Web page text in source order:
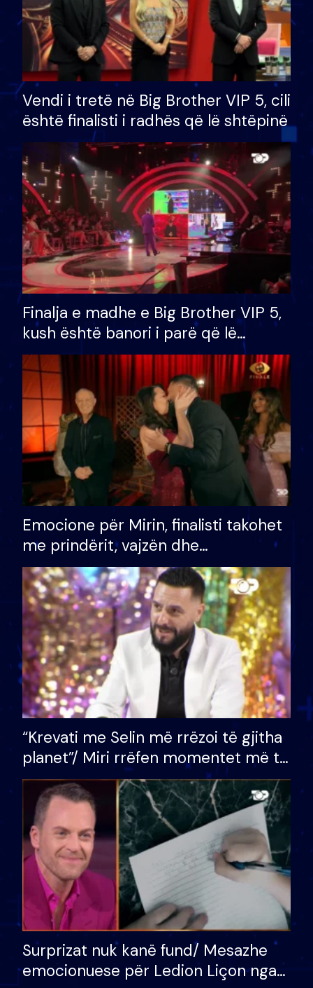
Vendi i tretë në Big Brother VIP 5, cili
është finalisti i radhës që lë shtëpinë
Finalja e madhe e Big Brother VIP 5,
kush është banori i parë që lë
shtëpinë dhe humb mundësinë për
të fituar çmimin e madh
Emocione për Mirin, finalisti takohet
me prindërit, vajzën dhe
bashkëshorten: S’kemi ndonjë letër
divorci apo jo?
“Krevati me Selin më rrëzoi të gjitha
planet”/ Miri rrëfen momentet më të
bukura në shtëpinë e BB VIP: Do më
mungojë zilja e mëngjesit kur…
Surprizat nuk kanë fund/ Mesazhe
emocionuese për Ledion Liçon nga